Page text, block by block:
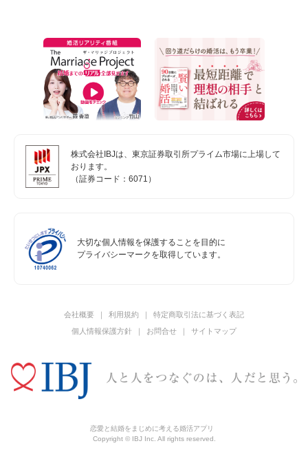
株式会社IBJは、東京証券取引所プライム市場に上場して
おります。
（証券コード：6071）
大切な個人情報を保護することを目的に
プライバシーマークを取得しています。
会社概要 利用規約
特定商取引法に基づく表記
個人情報保護方針
お問合せ サイトマップ
恋愛と結婚をまじめに考える婚活アプリ
Copyright © IBJ Inc. All rights reserved.